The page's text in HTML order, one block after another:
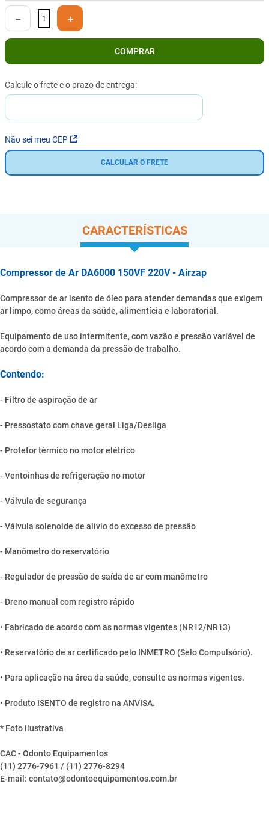
＋
－
COMPRAR
Não sei meu CEP
CALCULAR O FRETE
CARACTERÍSTICAS
Compressor de Ar DA6000 150VF 220V - Airzap
Compressor de ar isento de óleo para atender demandas que exigem
ar limpo, como áreas da saúde, alimentícia e laboratorial.
Equipamento de uso intermitente, com vazão e pressão variável de
acordo com a demanda da pressão de trabalho.
Contendo:
- Filtro de aspiração de ar
- Pressostato com chave geral Liga/Desliga
- Protetor térmico no motor elétrico
- Ventoinhas de refrigeração no motor
- Válvula de segurança
- Válvula solenoide de alívio do excesso de pressão
- Manômetro do reservatório
- Regulador de pressão de saída de ar com manômetro
- Dreno manual com registro rápido
• Fabricado de acordo com as normas vigentes (NR12/NR13)
• Reservatório de ar certificado pelo INMETRO (Selo Compulsório).
• Para aplicação na área da saúde, consulte as normas vigentes.
• Produto ISENTO de registro na ANVISA.
* Foto ilustrativa
CAC - Odonto Equipamentos
(11) 2776-7961 / (11) 2776-8294
E-mail: contato@odontoequipamentos.com.br